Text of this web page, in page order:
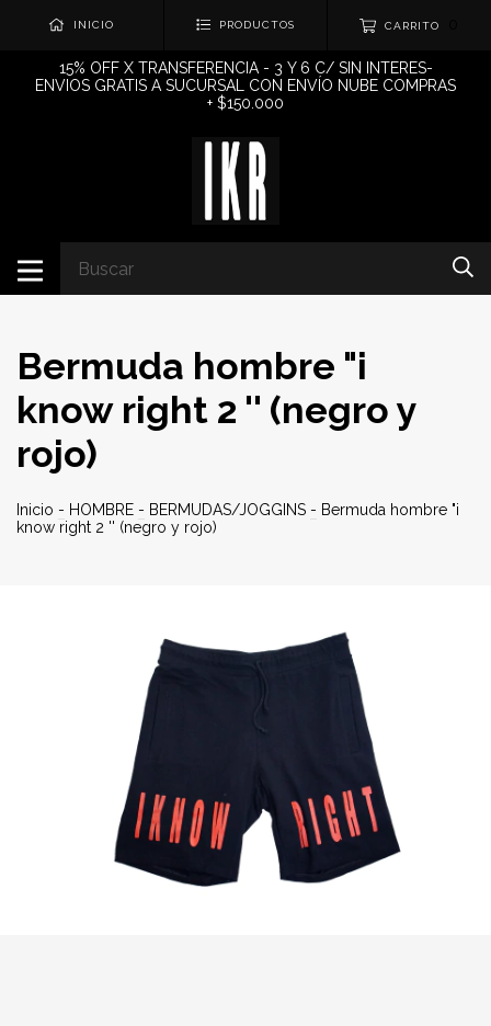
INICIO PRODUCTOS CARRITO
15% OFF X TRANSFERENCIA - 3 Y 6 C/ SIN INTERES-
ENVIOS GRATIS A SUCURSAL CON ENVÍO NUBE COMPRAS
+ $150.000
Bermuda hombre "i
know right 2 '' (negro y
rojo)
Inicio - HOMBRE - BERMUDAS/JOGGINS - Bermuda hombre "i
know right 2 '' (negro y rojo)